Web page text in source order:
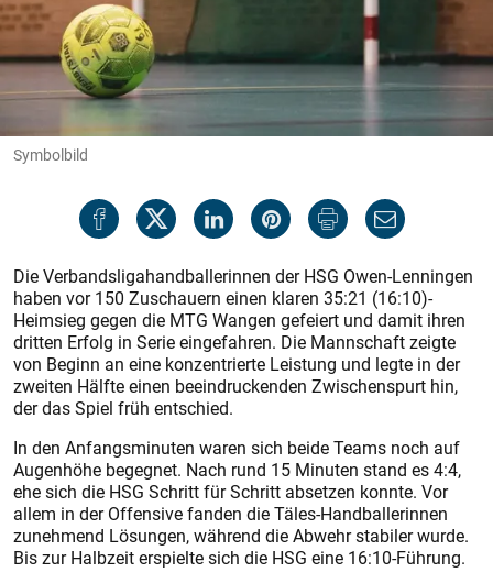
Symbolbild
Die Verbandsligahandballerinnen der HSG Owen-Lenningen
haben vor 150 Zuschauern einen klaren 35:21 (16:10)-
Heimsieg gegen die MTG Wangen gefeiert und damit ihren
dritten Erfolg in Serie eingefahren. Die Mannschaft zeigte
von Beginn an eine konzentrierte Leistung und legte in der
zweiten Hälfte einen beeindruckenden Zwischenspurt hin,
der das Spiel früh entschied.
In den Anfangsminuten waren sich beide Teams noch auf
Augenhöhe begegnet. Nach rund 15 Minuten stand es 4:4,
ehe sich die HSG Schritt für Schritt absetzen konnte. Vor
allem in der Offensive fanden die Täles-Handballerinnen
zunehmend Lösungen, während die Abwehr stabiler wurde.
Bis zur Halbzeit erspielte sich die HSG eine 16:10-Führung.